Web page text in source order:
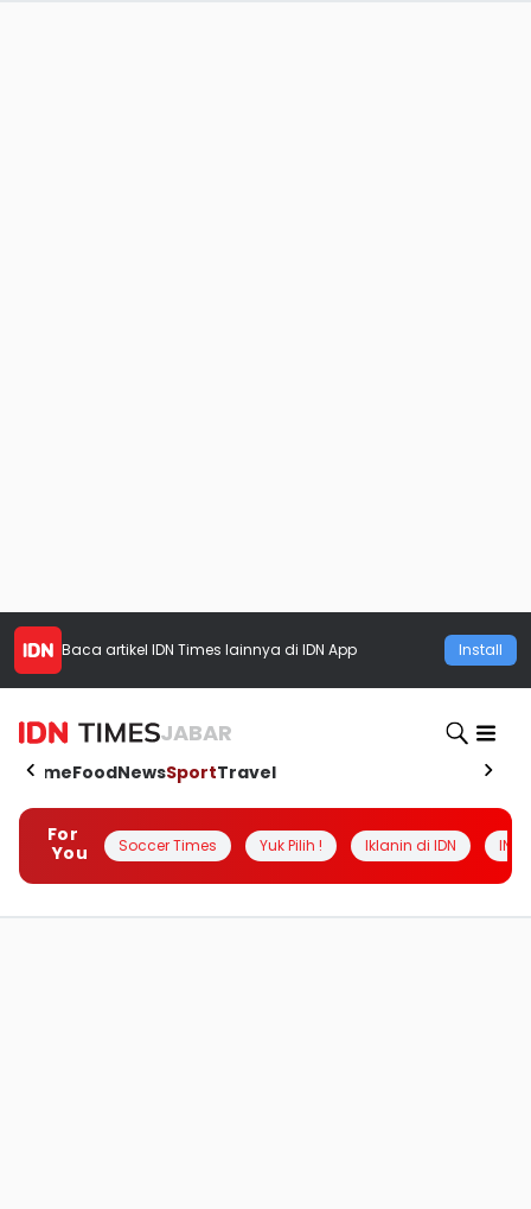
Baca artikel IDN Times lainnya di IDN App Install
JABAR
HomeFoodNewsSportTravel
For
You
Soccer Times Yuk Pilih ! Iklanin di IDN